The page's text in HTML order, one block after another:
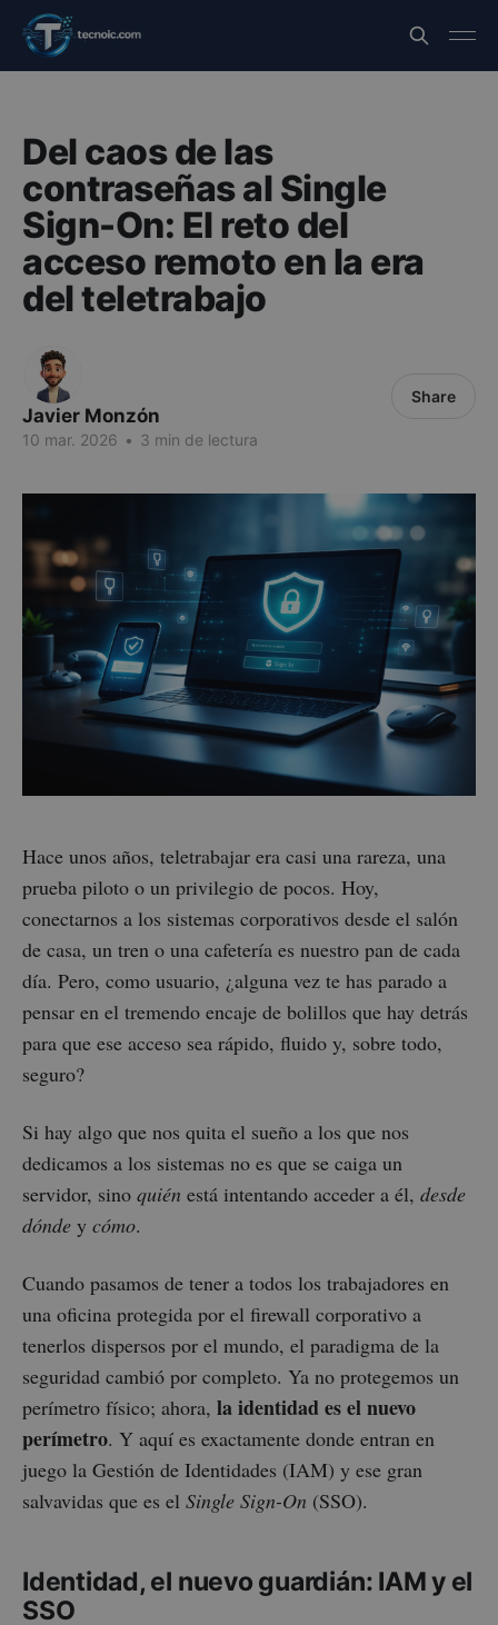
Del caos de las
contraseñas al Single
Sign-On: El reto del
acceso remoto en la era
del teletrabajo
Javier Monzón
10 mar. 2026 • 3 min de lectura
Share
Hace unos años, teletrabajar era casi una rareza, una
prueba piloto o un privilegio de pocos. Hoy,
conectarnos a los sistemas corporativos desde el salón
de casa, un tren o una cafetería es nuestro pan de cada
día. Pero, como usuario, ¿alguna vez te has parado a
pensar en el tremendo encaje de bolillos que hay detrás
para que ese acceso sea rápido, fluido y, sobre todo,
seguro?
Si hay algo que nos quita el sueño a los que nos
dedicamos a los sistemas no es que se caiga un
servidor, sino quién está intentando acceder a él, desde
dónde y cómo.
Cuando pasamos de tener a todos los trabajadores en
una oficina protegida por el firewall corporativo a
tenerlos dispersos por el mundo, el paradigma de la
seguridad cambió por completo. Ya no protegemos un
perímetro físico; ahora, la identidad es el nuevo
perímetro. Y aquí es exactamente donde entran en
juego la Gestión de Identidades (IAM) y ese gran
salvavidas que es el Single Sign-On (SSO).
Identidad, el nuevo guardián: IAM y el
SSO